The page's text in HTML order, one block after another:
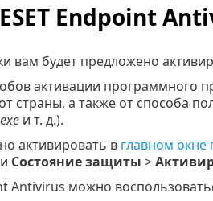
Endpoint
вам будет предложено
активации программного
страны, а также от способа
и т. д.).
активировать в главном
Состояние защиты >
Antivirus можно